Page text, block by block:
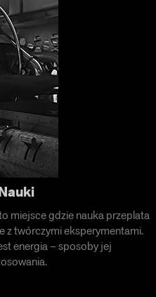
miejsce gdzie nauka przeplata
z twórczymi eksperymentami.
energia – sposoby jej